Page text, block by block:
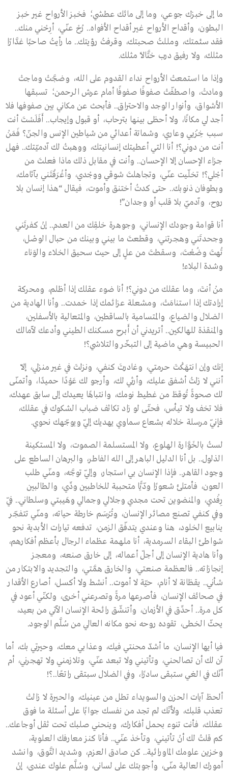
ما إلى خبزك جوعي، وما إلى مائك عطشي؛ فخبز الأرواح غير خبز
البطون، وأقداح الأرواح غير أقداح الأفواه.. رُحْ عنّي، أرِحْني منك..
فقد سئمتك، ومللتُ صحبتك، وقرفتُ رؤيتك.. ما رأيتُ صاحبًا غدَّارًا
مثلك، ولا رفيق درب ختَّالاً مثلك.
وإذا ما استمعتْ الأرواح نداء القدوم على الله، وضجَّتْ وماجتْ
ومادتْ، واصطفّتْ صفوفًا صفوفًا أمام عرش الرحمن؛ تسبقها
الأشواق، وأنوار الوجد والاحتراق.. فأبحث عن مكاني بين صفوفها فلا
أجد لي مكانًا، ولا أحظى بينها بترحاب، أو قبول وإيجاب.. أَفَلَسْتَ أنت
سبب خِزْيي وعاري، وشماتة أعدائي من شياطين الإنس والجنّ؟ فَمَنْ
أنت من دوني؟! أنا التي أعطيتك إنسانيتك، ووهبتُ لك آدميّتك.. فهل
جزاء الإحسان إلا الإحسان.. وأنت في مقابل ذلك ماذا فعلتَ من
أجْلي؟! تخلّيت عنّي، وتجاهلتَ شوقي ووجْدي، وأغْرَقْتَني بآثامك،
وبطوفان ذنوبك.. حتى كدتُ أختنق وأموت، فيقال “هذا إنسان بلا
روح، وآدميّ بلا قلب أو وجدان”!
أنا قوامة وجودك الإنساني، وجوهرة خلقِك من العدم.. إنْ كفرتَني
وجحدتَني وهجرتني، وقطعتَ ما بيني وبينك من حبال الوصْل،
تُهتَ وضُعْتَ، وسقطتَ من علٍ إلى حيث سحيق الخلاء والوَناء
وشدة البلاء!
منْ أنتَ، وما عقلك من دوني؟! أنا ضوء عقلك إذا أظلم، ومحركة
إرادتك إذا استنامَتْ، ومشعلة عزائمك إذا خمدت.. وأنا الهادية من
الضلال والضياع، والمتسامية بالساقطين، والمتعالية بالأسفلين،
والمنقذة للهالكين.. أتريدني أن أَبرح مسكنك الطيني وأدعك لآمالك
الحبيسة وهي ماضية إلى التبخّر والتلاشي؟!
إنك وإن انتهَكْتَ حرمتي، وغادرتَ كنفي، ونزلتَ في غير منزلي، إلاّ
أنني لا زلتُ أشفق عليك، وأرثي لك، وأرجو لك عَوْدًا حميدًا، وأتمنّى
لك صحوةً تُوقظ من غطيط نومك، وانتباهًا يعيدك إلى سابق عهدك،
فلا تخف ولا تيأس، فحتّى لو زاد تكاثف ضباب الشكوك في عقلك،
فإنّي مرسلة خلاله بشعاع سماوي يهديك إليّ ويوجّهك نحوي.
لستُ بالخَوَّارة الهلوع، ولا المستسلمة الصموت، ولا المستكينة
الذلول.. بل أنا الدليل الباهر إلى الله الفاطر، والبرهان الساطع على
وجود القاهر.. فإذا الإنسان بي استجار، وإليّ توجَّه، ومنّي طلب
العون، فأمتلئ شعورًا ودّيًّا متحببة للخاطبين ودِّي، والطالبين
رِفْدي، والمنضوين تحت مجدي وجلالي وجمالي وهَيبتي وسلطاني.. فيّ
وفي كنفي تصنع مصائر الإنسان، وتُرْسَم خارطة حياته، ومنّي تتفجّر
ينابيع الخلود، هنا وعندي يتدفّق الزمن، تدفعه تيارات الأبدية نحو
شواطئ البقاء السرمدية، أنا ملهمة عظماء الرجال بأعظم أفكارهم،
وأنا هادية الإنسان إلى أجلّ أعماله، إلى خارق صنعه، ومعجز
إنجازاته.. فالعظمة صنعتي، والخارق همَّتي، والتجديد والابتكار من
شأني.. يقظانة لا أنام، حيّة لا أموت.. أنشط ولا أكسل، أصارع الأقدار
في صحائف الإنسان، فأصرعها مرةً وتصرعني أخرى، ولكنّي أعود في
كل مرة.. أحدِّق في الأزمان، وأتنشّق رائحة الإنسان الآتي من بعيد،
يحثّ الخطى، تقوده روحه نحو مكانه العالي من سُلَّم الوجود.
فيا أيها الإنسان، ما أشدّ محنتي فيك، وعذابي معك، وحيرتي بك، أما
آن لك أن تصالحني، وتأتيني ولا تبعد عنّي، وتلازمني ولا تهجرني، أم
أنّك في الغي ستبقى سادرًا، وفي الضلال سبتقى راتعًا..؟!
ألحظ آيات الحزن والسويداء تطل من عينيك، والحيرة لا زالتْ
تعذب قلبك، ولأنّك لم تجد من نفسك جوابًا على أسئلة ما فوق
عقلك، فأنت تنوء بحمل أفكارك، وينحني صلبك تحت ثقل أوجاعك..
كم قلتُ لك أنْ تأتيني، وتأخذ عنّي.. فأنا كنز معارفك العلوية،
وخزين علومك الماورائية.. كن صادق العزم، وشديد التَّوق، وانشد
أمورك العالية منّي، وأجوبتك على لساني، وسُلَّم علوك عندي، إنْ